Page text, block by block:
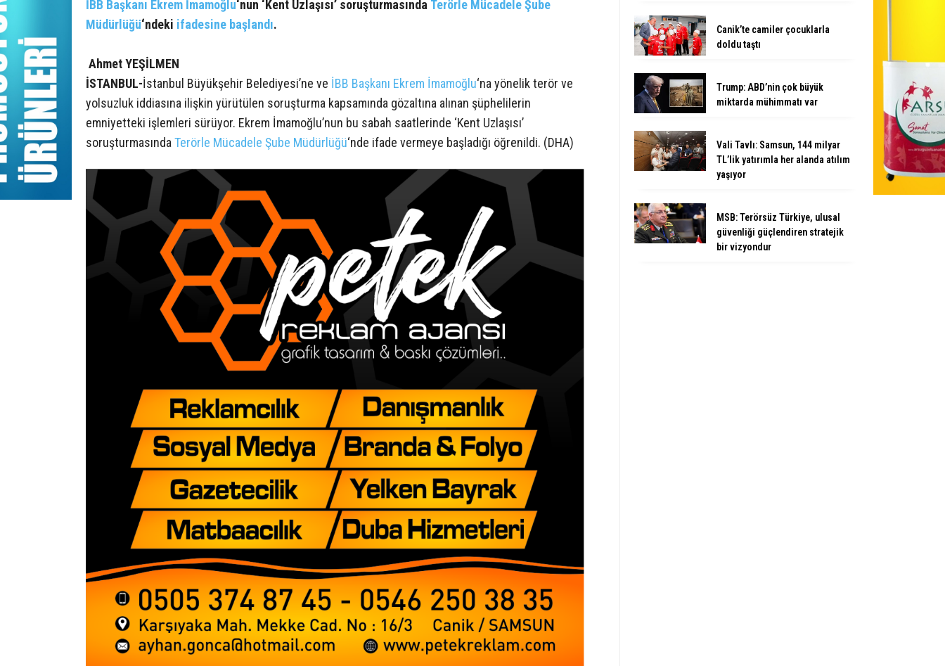
İBB Başkanı Ekrem İmamoğlu‘nun ‘Kent Uzlaşısı’ soruşturmasında Terörle Mücadele Şube
Müdürlüğü‘ndeki ifadesine başlandı.
Ahmet YEŞİLMEN
İSTANBUL-İstanbul Büyükşehir Belediyesi’ne ve İBB Başkanı Ekrem İmamoğlu‘na yönelik terör ve
yolsuzluk iddiasına ilişkin yürütülen soruşturma kapsamında gözaltına alınan şüphelilerin
emniyetteki işlemleri sürüyor. Ekrem İmamoğlu’nun bu sabah saatlerinde ‘Kent Uzlaşısı’
soruşturmasında Terörle Mücadele Şube Müdürlüğü‘nde ifade vermeye başladığı öğrenildi. (DHA)
Canik’te camiler çocuklarla
doldu taştı
Trump: ABD’nin çok büyük
miktarda mühimmatı var
Vali Tavlı: Samsun, 144 milyar
TL’lik yatırımla her alanda atılım
yaşıyor
MSB: Terörsüz Türkiye, ulusal
güvenliği güçlendiren stratejik
bir vizyondur